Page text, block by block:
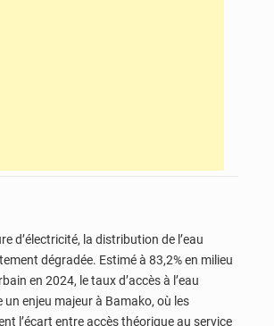
d’électricité, la distribution de l’eau
dégradée. Estimé à 83,2% en milieu
en 2024, le taux d’accès à l’eau
un enjeu majeur à Bamako, où les
l’écart entre accès théorique au service